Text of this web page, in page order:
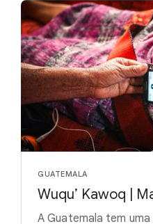
GUATEMALA
Wuqu’ Kawoq |
A Guatemala tem